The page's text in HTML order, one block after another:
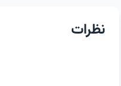
نظرات